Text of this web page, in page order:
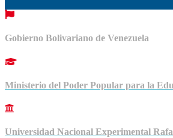
Gobierno Bolivariano de Venezuela
Ministerio del Poder Popular para la
Universidad Nacional Experimental